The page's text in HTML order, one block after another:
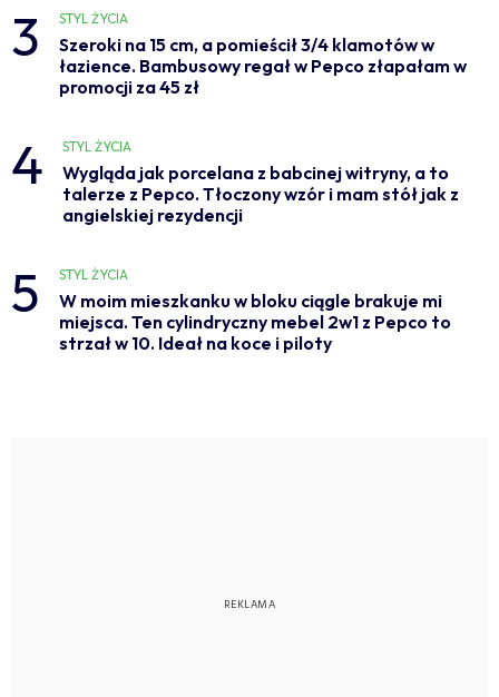
3 STYL ŻYCIA
Szeroki na 15 cm, a pomieścił 3/4 klamotów w
łazience. Bambusowy regał w Pepco złapałam w
promocji za 45 zł
4 STYL ŻYCIA
Wygląda jak porcelana z babcinej witryny, a to
talerze z Pepco. Tłoczony wzór i mam stół jak z
angielskiej rezydencji
5 STYL ŻYCIA
W moim mieszkanku w bloku ciągle brakuje mi
miejsca. Ten cylindryczny mebel 2w1 z Pepco to
strzał w 10. Ideał na koce i piloty